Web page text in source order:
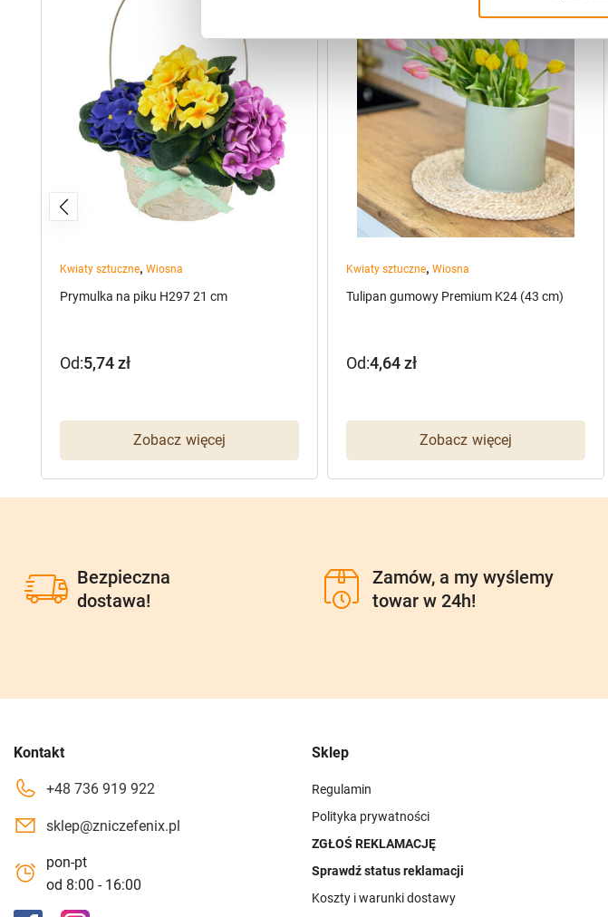
Kwiaty sztuczne, Wiosna
Prymulka na piku H297 21 cm
Zobacz więcej
Od:5,74zł
Kwiaty sztuczne, Wiosna
Tulipan gumowy Premium K24 (43 cm)
Zobacz więcej
Od:4,64zł
Bezpieczna
dostawa!
Zamów, a my wyślemy
towar w 24h!
Kontakt
+48 736 919 922
sklep@zniczefenix.pl
pon-pt
od 8:00 - 16:00
Sklep
Regulamin
Polityka prywatności
ZGŁOŚ REKLAMACJĘ
Sprawdź status reklamacji
Koszty i warunki dostawy